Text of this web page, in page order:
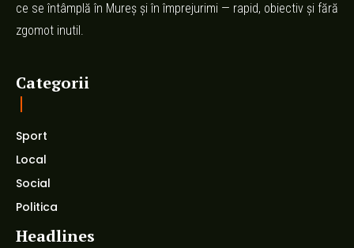
ce se întâmplă în Mureș și în împrejurimi — rapid, obiectiv și fără
zgomot inutil.
Categorii
Sport
Local
Social
Politica
Headlines